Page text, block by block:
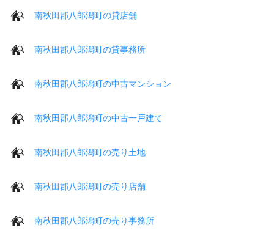
南秋田郡八郎潟町の貸店舗
南秋田郡八郎潟町の貸事務所
南秋田郡八郎潟町の中古マンション
南秋田郡八郎潟町の中古一戸建て
南秋田郡八郎潟町の売り土地
南秋田郡八郎潟町の売り店舗
南秋田郡八郎潟町の売り事務所